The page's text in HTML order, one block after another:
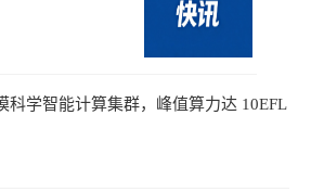
科学智能计算集群，峰值算力达 10EFL